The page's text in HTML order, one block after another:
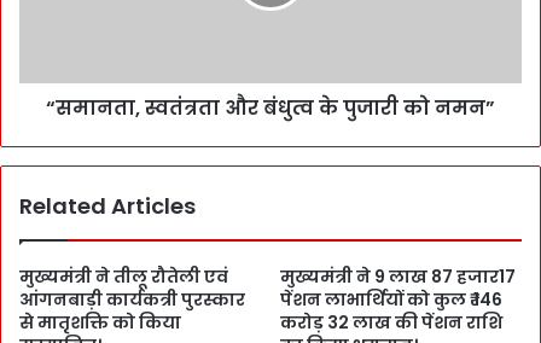
“समानता, स्वतंत्रता और बंधुत्व के पुजारी को नमन”
Related Articles
मुख्यमंत्री ने तीलू रौतेली एवं
आंगनबाड़ी कार्यकत्री पुरस्कार
से मातृशक्ति को किया
मुख्यमंत्री ने 9 लाख 87 हजार17
पेंशन लाभार्थियों को कुल ₹ 146
करोड़ 32 लाख की पेंशन राशि